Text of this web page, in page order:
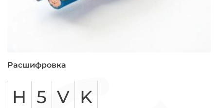
Расшифровка
H 5 V K